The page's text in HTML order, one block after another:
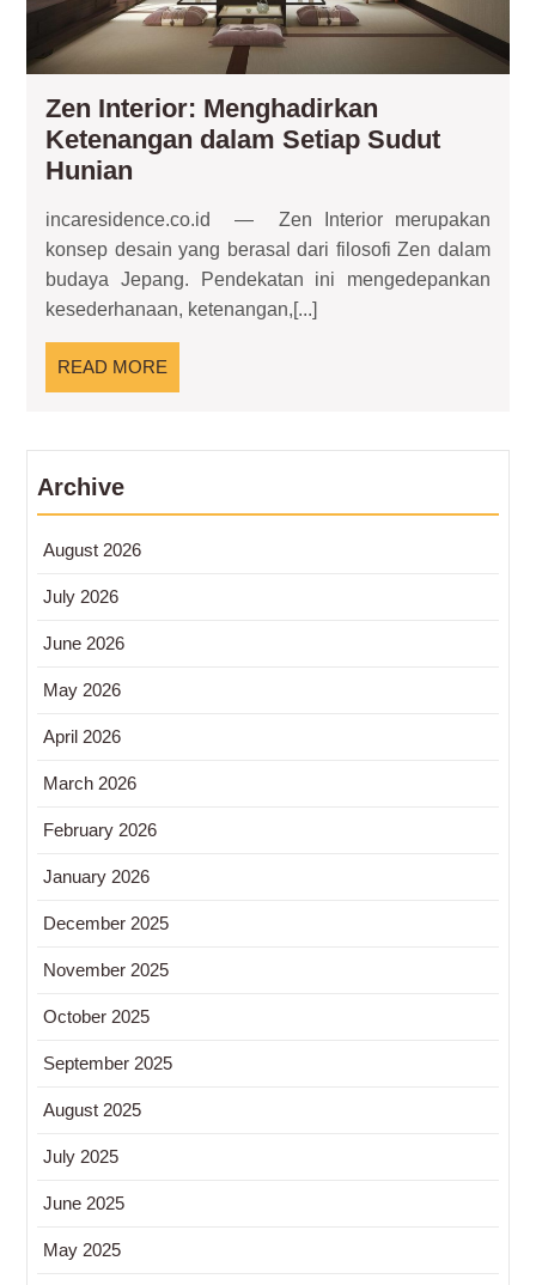
Zen Interior: Menghadirkan
Ketenangan dalam Setiap Sudut
Hunian
Menghadirkan
Ketenangan
dalam
Setiap
Sudut
Hunian
incaresidence.co.id — Zen Interior merupakan
konsep desain yang berasal dari filosofi Zen dalam
budaya Jepang. Pendekatan ini mengedepankan
kesederhanaan, ketenangan,[...]
READ MORE
MORE
Archive
August 2026
July 2026
June 2026
May 2026
April 2026
March 2026
February 2026
January 2026
December 2025
November 2025
October 2025
September 2025
August 2025
July 2025
June 2025
May 2025